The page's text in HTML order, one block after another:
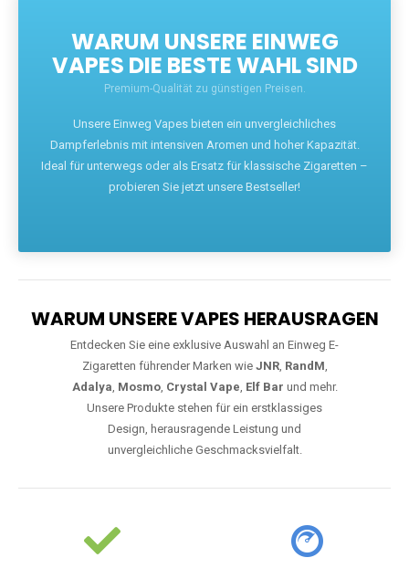
WARUM UNSERE EINWEG
VAPES DIE BESTE WAHL SIND
Premium-Qualität zu günstigen Preisen.
Unsere Einweg Vapes bieten ein unvergleichliches
Dampferlebnis mit intensiven Aromen und hoher Kapazität.
Ideal für unterwegs oder als Ersatz für klassische Zigaretten –
probieren Sie jetzt unsere Bestseller!
WARUM UNSERE VAPES HERAUSRAGEN
Entdecken Sie eine exklusive Auswahl an Einweg E-
Zigaretten führender Marken wie JNR, RandM,
Adalya, Mosmo, Crystal Vape, Elf Bar und mehr.
Unsere Produkte stehen für ein erstklassiges
Design, herausragende Leistung und
unvergleichliche Geschmacksvielfalt.